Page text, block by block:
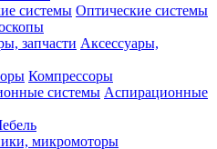
Оптические системы
Аксессуары,
Компрессоры
Аспирационные